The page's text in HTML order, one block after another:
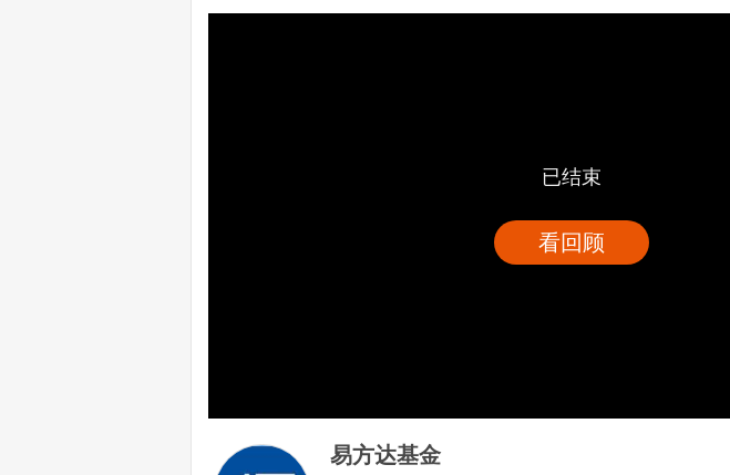
已结束
看回顾
易方达基金